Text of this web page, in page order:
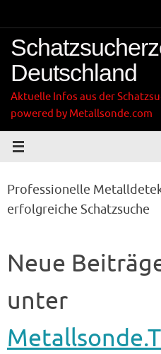
Inhalt
springen
Deutschland
Aktuelle Infos aus der
powered by Metallsonde.com
Professionelle
erfolgreiche Schatzsuche
Neue
unter